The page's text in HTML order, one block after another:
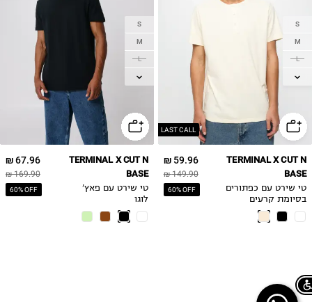
LAST CALL
S
M
L
XL
59.96 ₪
149.90 ₪
60% OFF
TERMINAL X CUT N
BASE
טי שירט עם כפתורים
בסיומת קרעים
S
M
L
XL
67.96 ₪
169.90 ₪
60% OFF
TERMINAL X CUT N
BASE
טי שירט עם פאץ'
לוגו